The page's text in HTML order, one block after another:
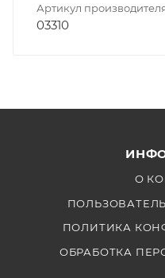
Артикул
03310
О
ПОЛИТИКА
ОБРАБОТКА